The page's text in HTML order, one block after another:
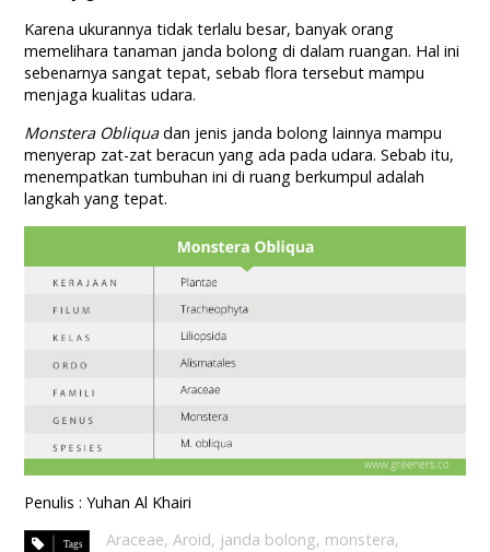
Karena ukurannya tidak terlalu besar, banyak orang
memelihara tanaman janda bolong di dalam ruangan. Hal ini
sebenarnya sangat tepat, sebab flora tersebut mampu
menjaga kualitas udara.
Monstera Obliquadan jenis janda bolong lainnya mampu
menyerap zat-zat beracun yang ada pada udara. Sebab itu,
menempatkan tumbuhan ini di ruang berkumpul adalah
langkah yang tepat.
Penulis : Yuhan Al Khairi
Araceae,Aroid, janda bolong, monstera,